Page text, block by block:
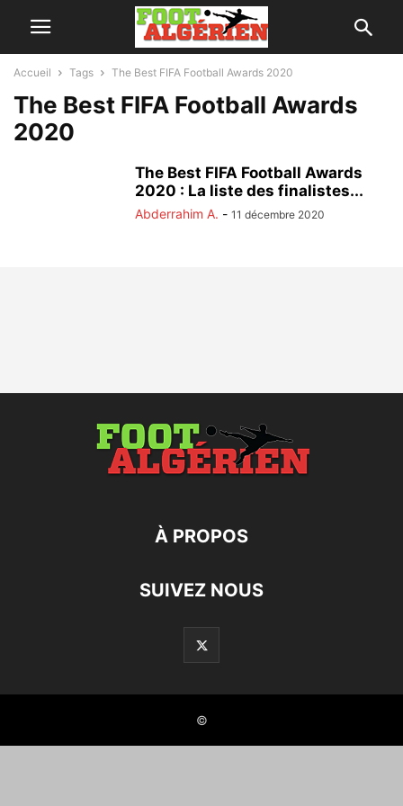
Accueil Tags The Best FIFA Football Awards 2020
The Best FIFA Football Awards
2020
The Best FIFA Football Awards
2020 : La liste des finalistes...
Abderrahim A. - 11 décembre 2020
À PROPOS
SUIVEZ NOUS
©